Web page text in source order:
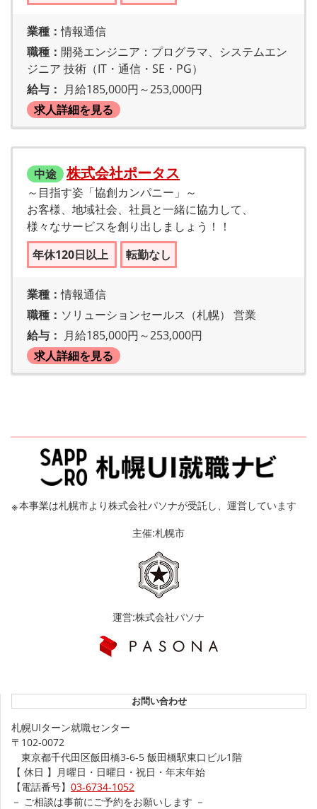
業種：情報通信
職種： 開発エンジニア：プログラマ、システムエン
ジニア 技術（IT・通信・SE・PG）
給与： 月給185,000円～253,000円
求人詳細を見る
中途 株式会社ポータス
～目指す姿「協創カンパニー」～
お客様、地域社会、社員と一緒に協力して、
様々なサービスを創り出しましょう！！
年休120日以上
転勤なし
業種：情報通信
職種： ソリューションセールス（札幌） 営業
給与： 月給185,000円～253,000円
求人詳細を見る
※本事業は札幌市より株式会社パソナが受託し、運営しています
主催:札幌市
運営:株式会社パソナ
お問い合わせ
札幌UIターン就職センター
〒102-0072
東京都千代田区飯田橋3-6-5 飯田橋駅東口ビル1階
【 休日 】月曜日・日曜日・祝日・年末年始
【電話番号】 03-6734-1052
－ ご相談は事前にご予約をお願いします －